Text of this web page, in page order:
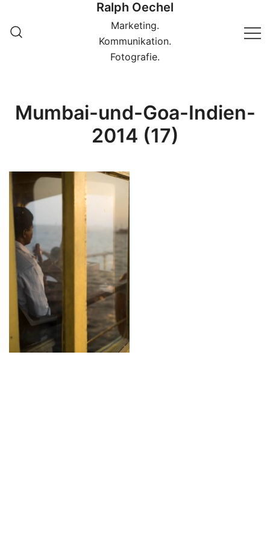
zum
Inhalt
Ralph Oechel
Marketing.
Kommunikation.
Fotografie.
Mumbai-und-Goa-Indien-
2014 (17)